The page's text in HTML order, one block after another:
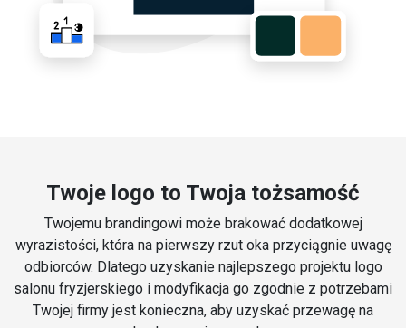
Twoje logo to Twoja tożsamość
Twojemu brandingowi może brakować dodatkowej
wyrazistości, która na pierwszy rzut oka przyciągnie uwagę
odbiorców. Dlatego uzyskanie najlepszego projektu logo
salonu fryzjerskiego i modyfikacja go zgodnie z potrzebami
Twojej firmy jest konieczna, aby uzyskać przewagę na